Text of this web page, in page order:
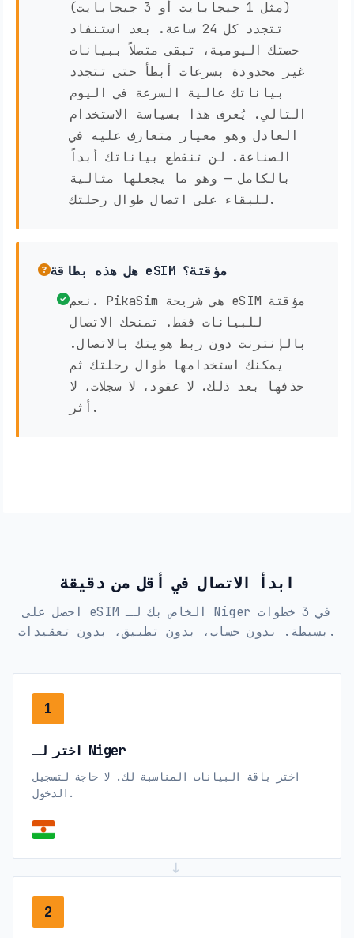
(مثل 1 جيجابايت أو 3 جيجابايت)
تتجدد كل 24 ساعة. بعد استنفاد
حصتك اليومية، تبقى متصلاً ببيانات
غير محدودة بسرعات أبطأ حتى تتجدد
بياناتك عالية السرعة في اليوم
التالي. يُعرف هذا بسياسة الاستخدام
العادل وهو معيار متعارف عليه في
الصناعة. لن تنقطع بياناتك أبداً
بالكامل — وهو ما يجعلها مثالية
للبقاء على اتصال طوال رحلتك.
هل هذه بطاقة eSIM مؤقتة؟
نعم. PikaSim هي شريحة eSIM مؤقتة
للبيانات فقط. تمنحك الاتصال
بالإنترنت دون ربط هويتك بالاتصال.
يمكنك استخدامها طوال رحلتك ثم
حذفها بعد ذلك. لا عقود، لا سجلات، لا
أثر.
ابدأ الاتصال في أقل من دقيقة
احصل على eSIM الخاص بك لـ Niger في 3 خطوات
بسيطة. بدون حساب، بدون تطبيق، بدون تعقيدات.
1
اختر لـ Niger
اختر باقة البيانات المناسبة لك. لا حاجة لتسجيل
الدخول.
→
2